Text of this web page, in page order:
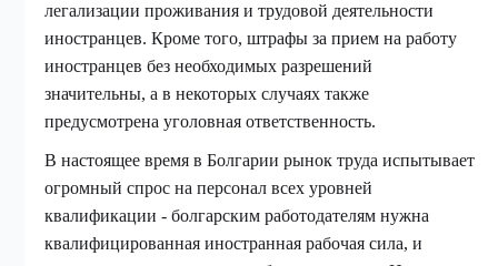
легализации проживания и трудовой деятельности
иностранцев. Кроме того, штрафы за прием на работу
иностранцев без необходимых разрешений
значительны, а в некоторых случаях также
предусмотрена уголовная ответственность.
В настоящее время в Болгарии рынок труда испытывает
огромный спрос на персонал всех уровней
квалификации - болгарским работодателям нужна
квалифицированная иностранная рабочая сила, и